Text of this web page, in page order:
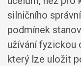
silničního
podmínek
užívání fyzickou
který lze uložit